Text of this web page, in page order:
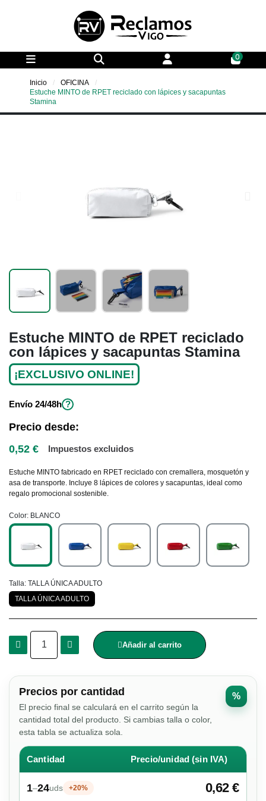
0
Inicio
OFICINA
Estuche MINTO de RPET reciclado con lápices y sacapuntas
Stamina
Estuche MINTO de RPET reciclado
con lápices y sacapuntas Stamina
¡EXCLUSIVO ONLINE!
Envío 24/48h ?
Precio desde:
0,52 €
Impuestos excluidos
Estuche MINTO fabricado en RPET reciclado con cremallera, mosquetón y
asa de transporte. Incluye 8 lápices de colores y sacapuntas, ideal como
regalo promocional sostenible.
Color BLANCO
Talla TALLA ÚNICA ADULTO
TALLA ÚNICA ADULTO
Añadir al carrito
Precios por cantidad
El precio final se calculará en el carrito según la
cantidad total del producto. Si cambias talla o color,
esta tabla se actualiza sola.
%
Cantidad Precio/unidad (sin IVA)
1–24uds +20% 0,62 €